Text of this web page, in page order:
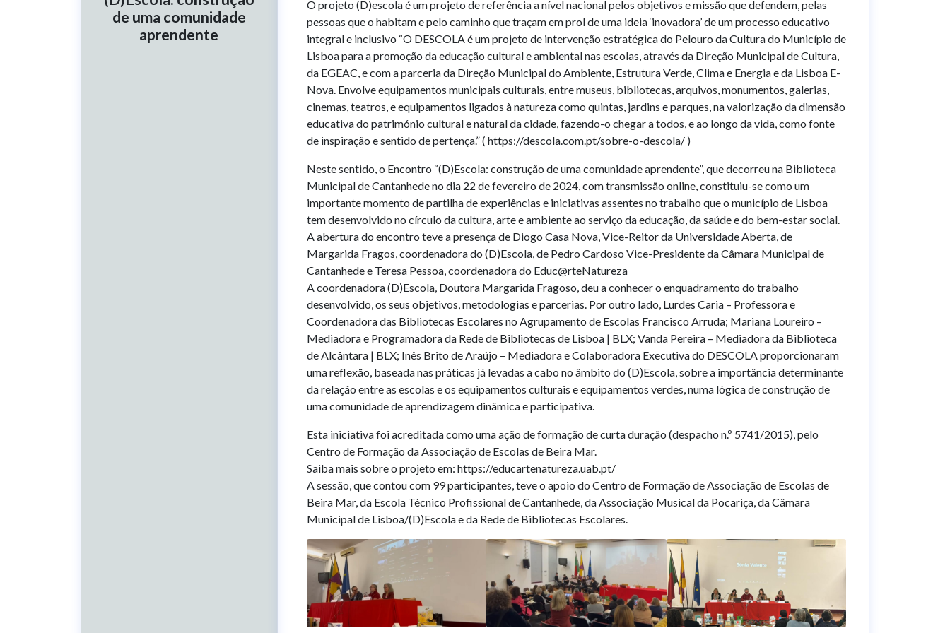
de uma comunidade
aprendente
O projeto (D)escola é um projeto de referência a nível nacional pelos objetivos e missão que defendem, pelas
pessoas que o habitam e pelo caminho que traçam em prol de uma ideia ‘inovadora’ de um processo educativo
integral e inclusivo “O DESCOLA é um projeto de intervenção estratégica do Pelouro da Cultura do Município de
Lisboa para a promoção da educação cultural e ambiental nas escolas, através da Direção Municipal de Cultura,
da EGEAC, e com a parceria da Direção Municipal do Ambiente, Estrutura Verde, Clima e Energia e da Lisboa E-
Nova. Envolve equipamentos municipais culturais, entre museus, bibliotecas, arquivos, monumentos, galerias,
cinemas, teatros, e equipamentos ligados à natureza como quintas, jardins e parques, na valorização da dimensão
educativa do património cultural e natural da cidade, fazendo-o chegar a todos, e ao longo da vida, como fonte
de inspiração e sentido de pertença.” ( https://descola.com.pt/sobre-o-descola/ )
Neste sentido, o Encontro “(D)Escola: construção de uma comunidade aprendente”, que decorreu na Biblioteca
Municipal de Cantanhede no dia 22 de fevereiro de 2024, com transmissão online, constituiu-se como um
importante momento de partilha de experiências e iniciativas assentes no trabalho que o município de Lisboa
tem desenvolvido no círculo da cultura, arte e ambiente ao serviço da educação, da saúde e do bem-estar social.
A abertura do encontro teve a presença de Diogo Casa Nova, Vice-Reitor da Universidade Aberta, de
Margarida Fragos, coordenadora do (D)Escola, de Pedro Cardoso Vice-Presidente da Câmara Municipal de
Cantanhede e Teresa Pessoa, coordenadora do Educ@rteNatureza
A coordenadora (D)Escola, Doutora Margarida Fragoso, deu a conhecer o enquadramento do trabalho
desenvolvido, os seus objetivos, metodologias e parcerias. Por outro lado, Lurdes Caria – Professora e
Coordenadora das Bibliotecas Escolares no Agrupamento de Escolas Francisco Arruda; Mariana Loureiro –
Mediadora e Programadora da Rede de Bibliotecas de Lisboa | BLX; Vanda Pereira – Mediadora da Biblioteca
de Alcântara | BLX; Inês Brito de Araújo – Mediadora e Colaboradora Executiva do DESCOLA proporcionaram
uma reflexão, baseada nas práticas já levadas a cabo no âmbito do (D)Escola, sobre a importância determinante
da relação entre as escolas e os equipamentos culturais e equipamentos verdes, numa lógica de construção de
uma comunidade de aprendizagem dinâmica e participativa.
Esta iniciativa foi acreditada como uma ação de formação de curta duração (despacho n.º 5741/2015), pelo
Centro de Formação da Associação de Escolas de Beira Mar.
Saiba mais sobre o projeto em: https://educartenatureza.uab.pt/
A sessão, que contou com 99 participantes, teve o apoio do Centro de Formação de Associação de Escolas de
Beira Mar, da Escola Técnico Profissional de Cantanhede, da Associação Musical da Pocariça, da Câmara
Municipal de Lisboa/(D)Escola e da Rede de Bibliotecas Escolares.